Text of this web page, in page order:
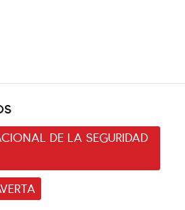
DE LA SEGURIDAD